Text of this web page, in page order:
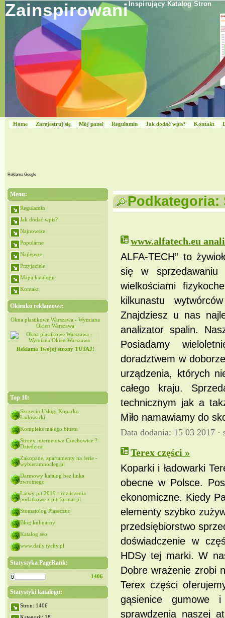
Zainspirowani Inspirujący Katalog Stron
Home Zarejestruj się Mój panel Regulamin Jak dodać wpis? Kontakt
Reklama Google
Menu:
Regulamin
Jak dodać wpis?
Najnowsze
Popularne
Najlepsze
Przyjaciele
Mapa katalogu
Kontakt
Okienko reklamowe:
Okna plastikowe Warszawa - Wymiana
Okien Warszawa
Okna plastikowe Warszawa - Wymiana
Okien Warszawa
Reklama Twojej strony TUTAJ!
Top 10:
Szczecin Usługi Koparko
Ładowarki
Kompleks małego biustu
Strony internetowe Czechowice ?
Dziedzice
Zakopane, apartamenty na ferie -
wybieramnocleg.pl
Darmowy katalog bez linka
zwrotnego
Łatwy pit 2019 - rozliczenia
podatkowe z pit-format.pl
Stomatolog Piaseczno
Blog kulinarny
Katalog seo
www.daily.tychy.pl
Statystyka PageRank:
1406
Statystyki katalogu:
Stron: 1406
Podkategoria:
www.alfatech.eu
ALFA-TECH” to
się w sprzedawaniu
wielkościami
kilkunastu
Znajdziesz u nas
analizator spalin.
Posiadamy
doradztwem w
urządzenia, których
całego kraju.
technicznym jak a
Miło namawiamy do
Data dodania: 15 03 2017 ·
Terex części »
Koparki i ładowarki
obecne w Polsce.
ekonomiczne. Kiedy
elementy szybko
przedsiębiorstwo
doświadczenie w
HDSy tej marki. W
Dobre wrażenie zrobi
Terex części
gąsienice gumowe
sprawdzenia naszej